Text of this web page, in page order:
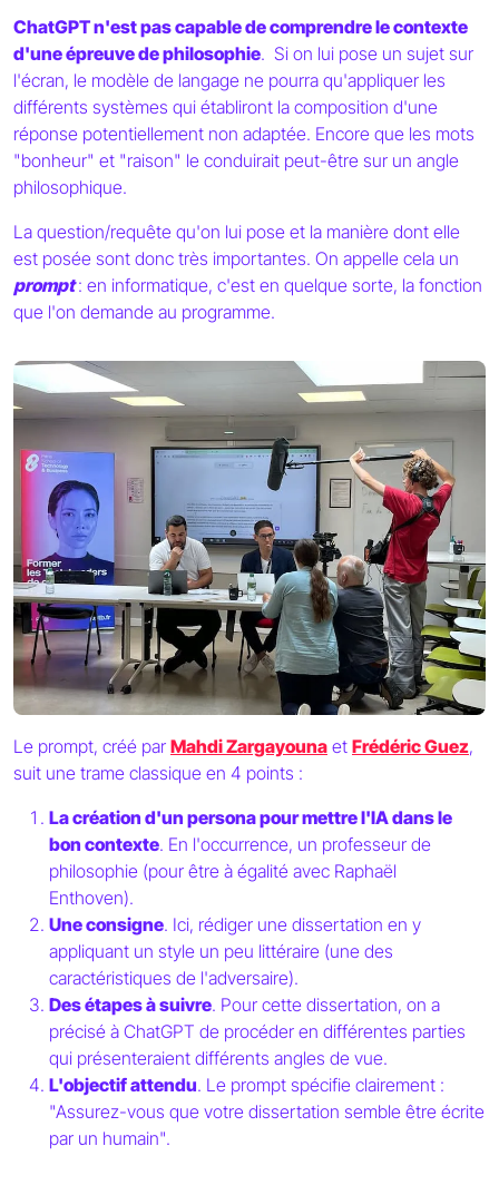
ChatGPT n'est pas capable de comprendre le contexte
d'une épreuve de philosophie. Si on lui pose un sujet sur
l'écran, le modèle de langage ne pourra qu'appliquer les
différents systèmes qui établiront la composition d'une
réponse potentiellement non adaptée. Encore que les mots
"bonheur" et "raison" le conduirait peut-être sur un angle
philosophique.
La question/requête qu'on lui pose et la manière dont elle
est posée sont donc très importantes. On appelle cela un
prompt: en informatique, c'est en quelque sorte, la fonction
que l'on demande au programme.
Le prompt, créé par Mahdi Zargayouna et Frédéric Guez,
suit une trame classique en 4 points :
La création d'un persona pour mettre l'IA dans le
bon contexte. En l'occurrence, un professeur de
philosophie (pour être à égalité avec Raphaël
Enthoven).
Une consigne. Ici, rédiger une dissertation en y
appliquant un style un peu littéraire (une des
caractéristiques de l'adversaire).
Des étapes à suivre. Pour cette dissertation, on a
précisé à ChatGPT de procéder en différentes parties
qui présenteraient différents angles de vue.
L'objectif attendu. Le prompt spécifie clairement :
"Assurez-vous que votre dissertation semble être écrite
par un humain".